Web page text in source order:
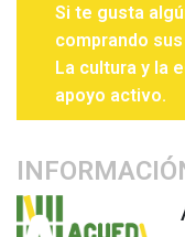
Si te gusta
comprando
La cultura y la
apoyo activo.